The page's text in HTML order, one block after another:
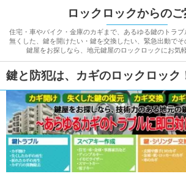
ロックロックからのご
住宅・車やバイク・金庫のカギまで、あるゆる鍵のトラ
無くした、鍵を開けたい・鍵を交換したい、緊急出動で
鍵屋をお探しなら、地元鍵屋のロックロックにお気
鍵と防犯は、カギのロックロック